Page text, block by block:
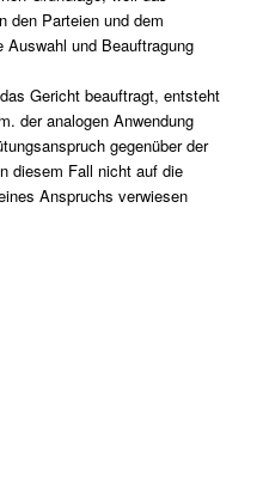
den Parteien und dem
und Beauftragung
Gericht beauftragt, entsteht
der analogen Anwendung
gegenüber der
diesem Fall nicht auf die
Anspruchs verwiesen